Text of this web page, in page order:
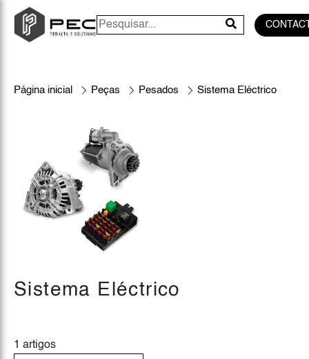
Página inicial Peças Pesados Sistema Eléctrico
Sistema Eléctrico
1 artigos